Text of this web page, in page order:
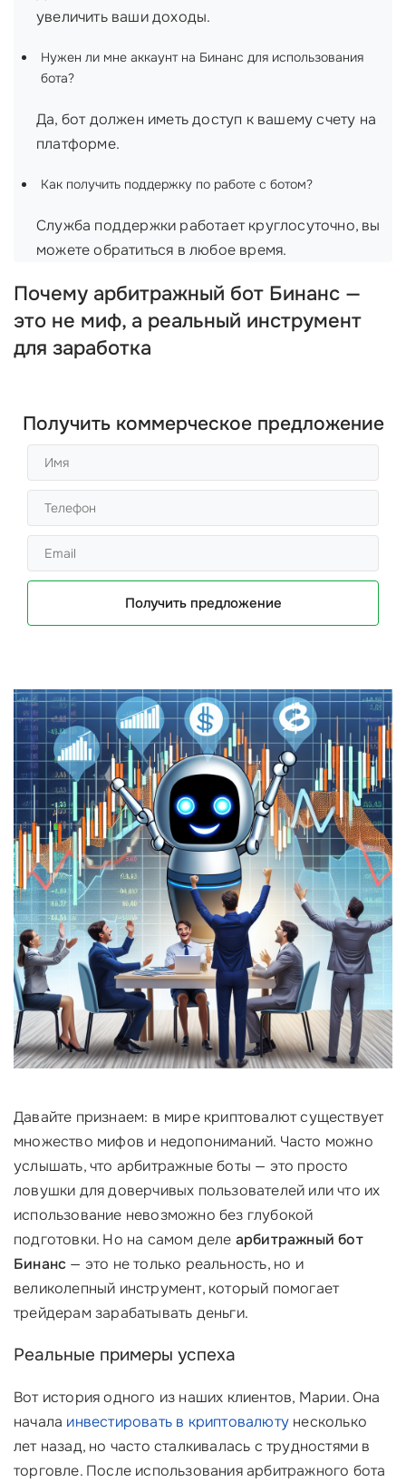
увеличить ваши доходы.
Нужен ли мне аккаунт на Бинанс для использования
бота?
Да, бот должен иметь доступ к вашему счету на
платформе.
Как получить поддержку по работе с ботом?
Служба поддержки работает круглосуточно, вы
можете обратиться в любое время.
Почему арбитражный бот Бинанс —
это не миф, а реальный инструмент
для заработка
Получить коммерческое предложение
Получить предложение
Давайте признаем: в мире криптовалют существует
множество мифов и недопониманий. Часто можно
услышать, что арбитражные боты — это просто
ловушки для доверчивых пользователей или что их
использование невозможно без глубокой
подготовки. Но на самом деле арбитражный бот
Бинанс — это не только реальность, но и
великолепный инструмент, который помогает
трейдерам зарабатывать деньги.
Реальные примеры успеха
Вот история одного из наших клиентов, Марии. Она
начала инвестировать в криптовалюту несколько
лет назад, но часто сталкивалась с трудностями в
торговле. После использования арбитражного бота